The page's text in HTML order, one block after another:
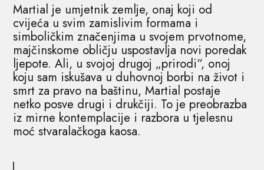
Martial je umjetnik zemlje, onaj koji od
cvijeća u svim zamislivim formama i
simboličkim značenjima u svojem prvotnome,
majčinskome obličju uspostavlja novi poredak
ljepote. Ali, u svojoj drugoj „prirodi“, onoj
koju sam iskušava u duhovnoj borbi na život i
smrt za pravo na baštinu, Martial postaje
netko posve drugi i drukčiji. To je preobrazba
iz mirne kontemplacije i razbora u tjelesnu
moć stvaralačkoga kaosa.